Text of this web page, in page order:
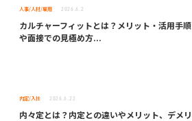
人事/人材/雇用 2026.6.2
カルチャーフィットとは？メリット・活用手順
や面接での見極め方...
内定/入社 2026.6.22
内々定とは？内定との違いやメリット、デメリ